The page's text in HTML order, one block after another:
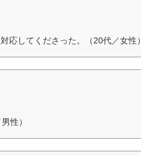
応してくださった。（20代／女性）
性）